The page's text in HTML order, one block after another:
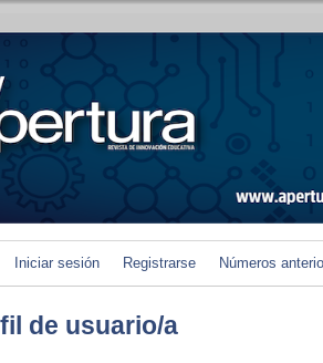
Iniciar sesión Registrarse Números
de usuario/a